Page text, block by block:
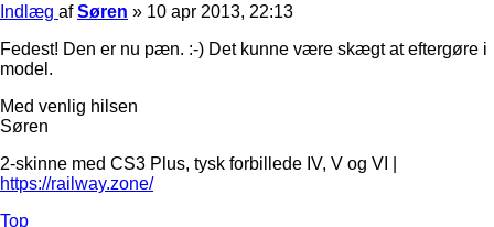
Indlæg afSøren » 10 apr 2013, 22:13
Fedest! Den er nu pæn. :-) Det kunne være skægt at eftergøre i
model.
Med venlig hilsen
Søren
2-skinne med CS3 Plus, tysk forbillede IV, V og VI |
https://railway.zone/
Top